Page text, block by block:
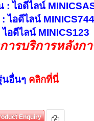
: ไอดีไลน์
: ไอดีไลน์
ไอดีไลน์ MINICS123
การบริการหลังก
นอื่นๆ คลิกที่นี่
Enquiry